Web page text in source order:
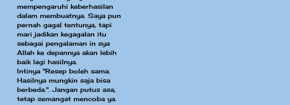
mempengaruhi keberhasilan
dalam membuatnya. Saya pun
pernah gagal tentunya, tapi
mari jadikan kegagalan itu
sebagai pengalaman in sya
Allah ke depannya akan lebih
baik lagi hasilnya.
Intinya "Resep boleh sama.
Hasilnya mungkin saja bisa
berbeda.". Jangan putus asa,
tetap semangat mencoba ya.